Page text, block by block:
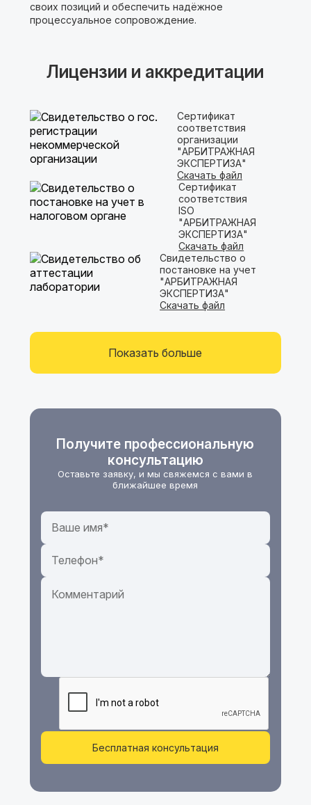
своих позиций и обеспечить надёжное
процессуальное сопровождение.
Лицензии и аккредитации
Сертификат
соответствия
организации
"АРБИТРАЖНАЯ
ЭКСПЕРТИЗА"
Скачать файл
Сертификат
соответствия
ISO
"АРБИТРАЖНАЯ
ЭКСПЕРТИЗА"
Скачать файл
Свидетельство о
постановке на учет
"АРБИТРАЖНАЯ
ЭКСПЕРТИЗА"
Скачать файл
Показать больше
Получите профессиональную
консультацию
Оставьте заявку, и мы свяжемся с вами в
ближайшее время
Бесплатная консультация